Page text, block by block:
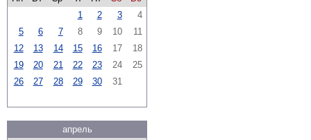
1
2 3
4
5
6 7 8 9 10
11
12
13 14 15 16 17
18
19
20 21 22 23 24
25
26
27 28 29 30 31
апрель